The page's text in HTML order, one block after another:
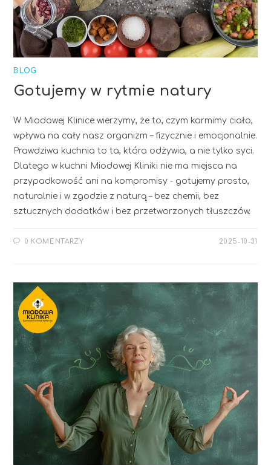
BLOG
Gotujemy w rytmie natury
W Miodowej Klinice wierzymy, że to, czym karmimy ciało,
wpływa na cały nasz organizm – fizycznie i emocjonalnie.
Prawdziwa kuchnia to ta, która odżywia, a nie tylko syci.
Dlatego w kuchni Miodowej Kliniki nie ma miejsca na
przypadkowość ani na kompromisy - gotujemy prosto,
naturalnie i w zgodzie z naturą – bez chemii, bez
sztucznych dodatków i bez przetworzonych tłuszczów.
0 KOMENTARZY 2025-10-31